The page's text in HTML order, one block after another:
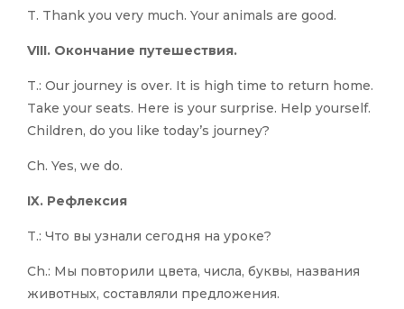
T. Thank you very much. Your animals are good.
VIII. Окончание путешествия.
T.: Our journey is over. It is high time to return home.
Take your seats. Here is your surprise. Help yourself.
Children, do you like today’s journey?
Ch. Yes, we do.
IX. Рефлексия
T.: Что вы узнали сегодня на уроке?
Ch.: Мы повторили цвета, числа, буквы, названия
животных, составляли предложения.